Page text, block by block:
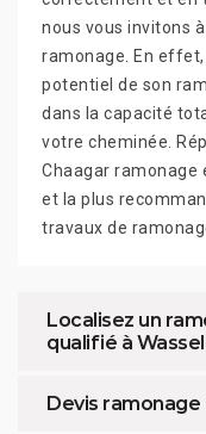
nous vous invitons
ramonage. En
potentiel de son
dans la capacité
votre cheminée.
Chaagar ramonage
et la plus
travaux de
Localisez un
qualifié à
Devis